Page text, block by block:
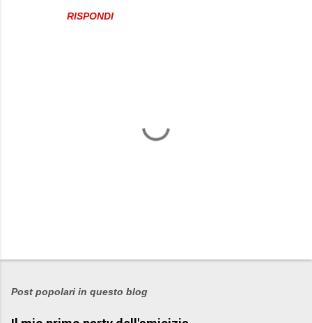
RISPONDI
P
s
Post popolari in questo blog